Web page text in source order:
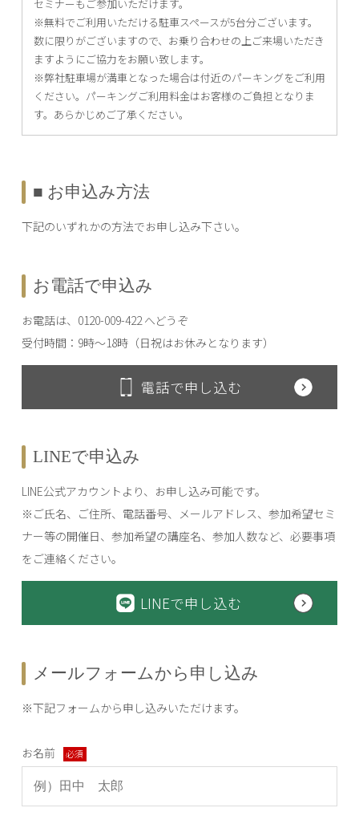
セミナーもご参加いただけます。
※無料でご利用いただける駐車スペースが5台分ございます。
数に限りがございますので、お乗り合わせの上ご来場いただき
ますようにご協力をお願い致します。
※弊社駐車場が満車となった場合は付近のパーキングをご利用
ください。パーキングご利用料金はお客様のご負担となりま
す。あらかじめご了承ください。
■ お申込み方法
下記のいずれかの方法でお申し込み下さい。
お電話で申込み
お電話は、0120-009-422 へどうぞ
受付時間：9時～18時（日祝はお休みとなります）
電話で申し込む
LINEで申込み
LINE公式アカウントより、お申し込み可能です。
※ご氏名、ご住所、電話番号、メールアドレス、参加希望セミ
ナー等の開催日、参加希望の講座名、参加人数など、必要事項
をご連絡ください。
LINEで申し込む
メールフォームから申し込み
※下記フォームから申し込みいただけます。
お名前 必須